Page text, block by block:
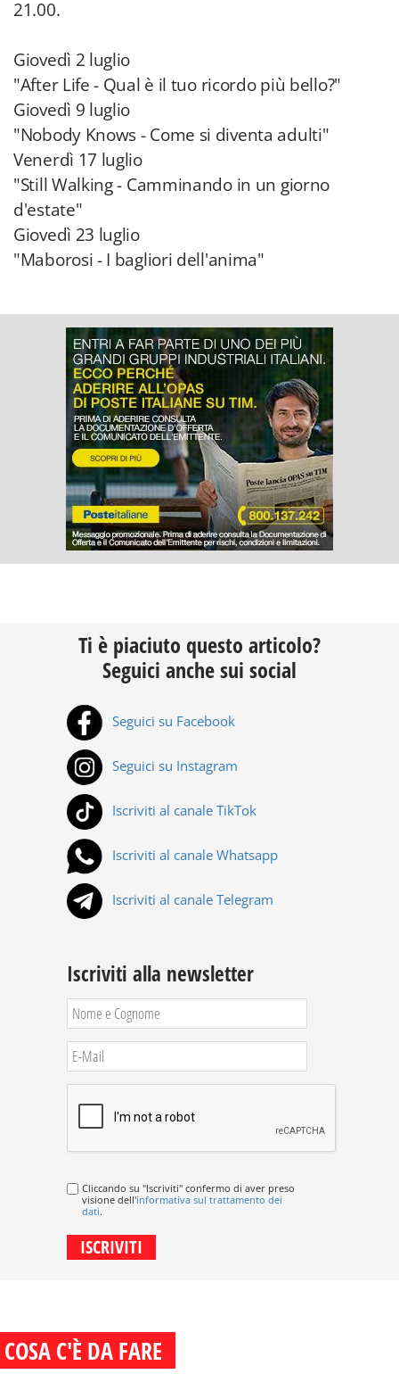
21.00.
Giovedì 2 luglio
"After Life - Qual è il tuo ricordo più bello?"
Giovedì 9 luglio
"Nobody Knows - Come si diventa adulti"
Venerdì 17 luglio
"Still Walking - Camminando in un giorno
d'estate"
Giovedì 23 luglio
"Maborosi - I bagliori dell'anima"
Ti è piaciuto questo articolo?
Seguici anche sui social
Seguici su Facebook
Seguici su Instagram
Iscriviti al canale TikTok
Iscriviti al canale Whatsapp
Iscriviti al canale Telegram
Iscriviti alla newsletter
Cliccando su "Iscriviti" confermo di aver preso
visione dell'informativa sul trattamento dei
dati.
COSA C'È DA FARE